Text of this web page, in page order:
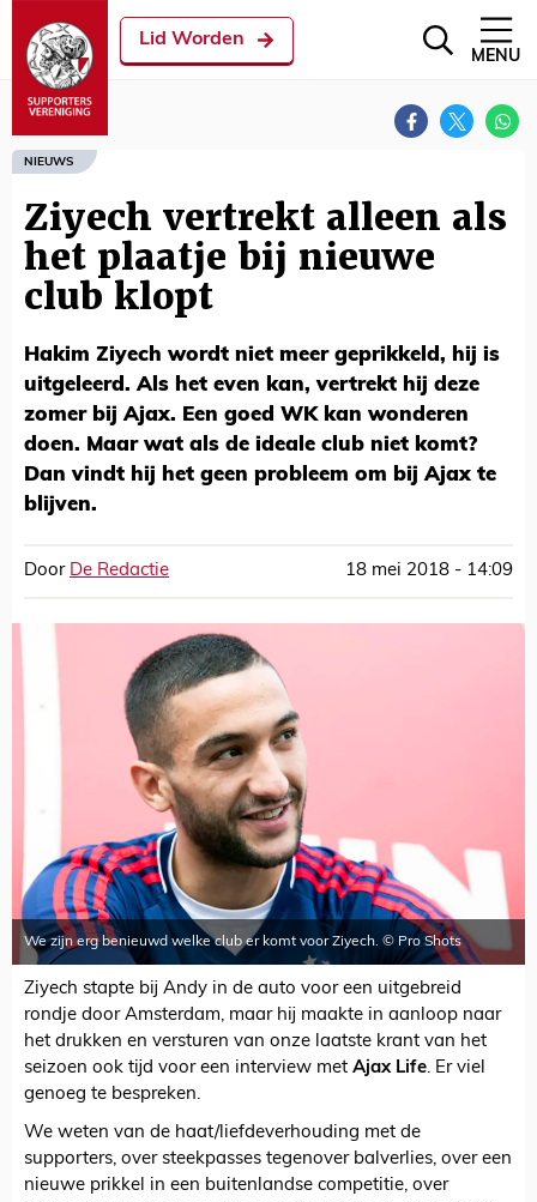
Lid Worden
MENU
NIEUWS
Ziyech vertrekt alleen als
het plaatje bij nieuwe
club klopt
Hakim Ziyech wordt niet meer geprikkeld, hij is
uitgeleerd. Als het even kan, vertrekt hij deze
zomer bij Ajax. Een goed WK kan wonderen
doen. Maar wat als de ideale club niet komt?
Dan vindt hij het geen probleem om bij Ajax te
blijven.
Door De Redactie 18 mei 2018 - 14:09
We zijn erg benieuwd welke club er komt voor Ziyech. © Pro Shots
Ziyech stapte bij Andy in de auto voor een uitgebreid
rondje door Amsterdam, maar hij maakte in aanloop naar
het drukken en versturen van onze laatste krant van het
seizoen ook tijd voor een interview met Ajax Life. Er viel
genoeg te bespreken.
We weten van de haat/liefdeverhouding met de
supporters, over steekpasses tegenover balverlies, over een
nieuwe prikkel in een buitenlandse competitie, over